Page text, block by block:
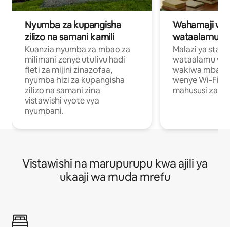
Nyumba za kupangisha
zilizo na samani kamili
Kuanzia nyumba za mbao za
milimani zenye utulivu hadi
fleti za mijini zinazofaa,
nyumba hizi za kupangisha
zilizo na samani zina
vistawishi vyote vya
nyumbani.
Wahamaji
wataalamu
Malazi ya
wataalamu
wakiwa mbali
wenye Wi-Fi
mahususi za
Vistawishi na marupurupu kwa ajili ya
ukaaji wa muda mrefu